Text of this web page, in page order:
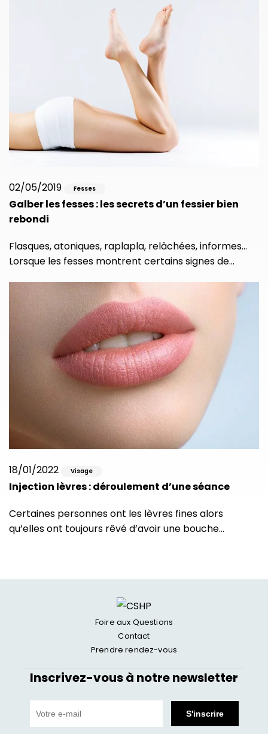
02/05/2019 Fesses
Galber les fesses : les secrets d’un fessier bien
rebondi
Flasques, atoniques, raplapla, relâchées, informes…
Lorsque les fesses montrent certains signes de…
18/01/2022 Visage
Injection lèvres : déroulement d’une séance
Certaines personnes ont les lèvres fines alors
qu’elles ont toujours rêvé d’avoir une bouche…
Foire aux Questions
Contact
Prendre rendez-vous
Inscrivez-vous à notre newsletter